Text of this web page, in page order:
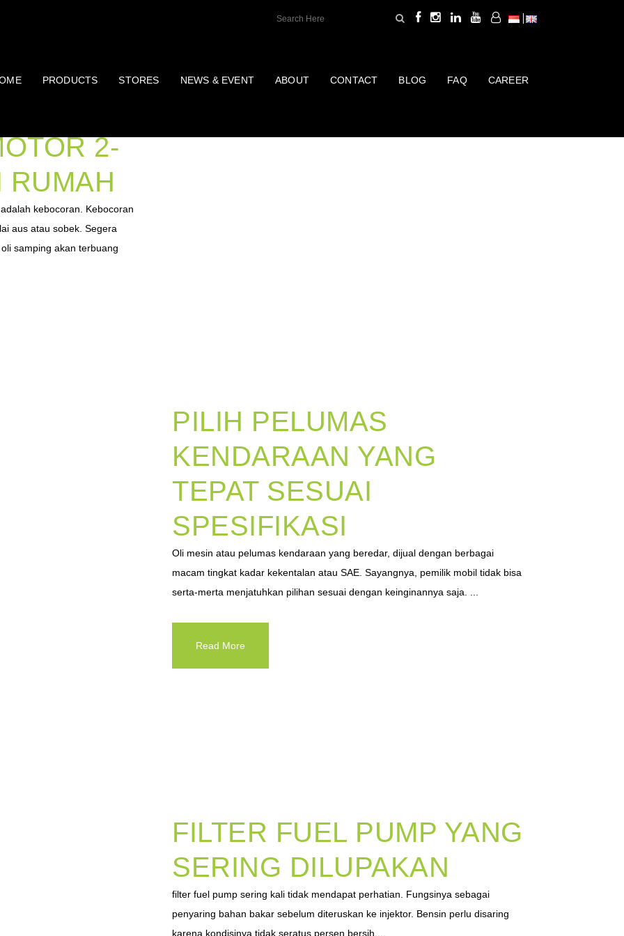
PRODUCTS STORES NEWS & EVENT ABOUT CONTACT BLOG FAQ CAREER
2-
RUMAH
kebocoran. Kebocoran
aus atau sobek. Segera
samping akan terbuang
PILIH PELUMAS
KENDARAAN YANG
TEPAT SESUAI
SPESIFIKASI
Oli mesin atau pelumas kendaraan yang beredar, dijual dengan berbagai
macam tingkat kadar kekentalan atau SAE. Sayangnya, pemilik mobil tidak bisa
serta-merta menjatuhkan pilihan sesuai dengan keinginannya saja. ...
Read More
FILTER FUEL PUMP YANG
SERING DILUPAKAN
filter fuel pump sering kali tidak mendapat perhatian. Fungsinya sebagai
penyaring bahan bakar sebelum diteruskan ke injektor. Bensin perlu disaring
karena kondisinya tidak seratus persen bersih....